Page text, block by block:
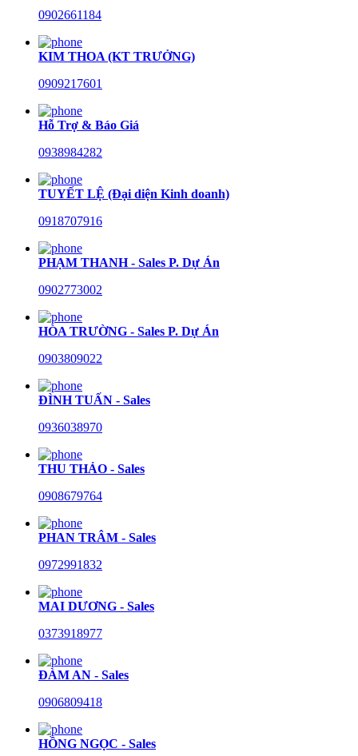
0902661184
KIM THOA (KT TRƯỞNG)
0909217601
Hỗ Trợ & Báo Giá
0938984282
TUYẾT LỆ (Đại diện Kinh doanh)
0918707916
PHẠM THANH - Sales P. Dự Án
0902773002
HÒA TRƯỜNG - Sales P. Dự Án
0903809022
ĐÌNH TUẤN - Sales
0936038970
THU THẢO - Sales
0908679764
PHAN TRÂM - Sales
0972991832
MAI DƯƠNG - Sales
0373918977
ĐÀM AN - Sales
0906809418
HỒNG NGỌC - Sales